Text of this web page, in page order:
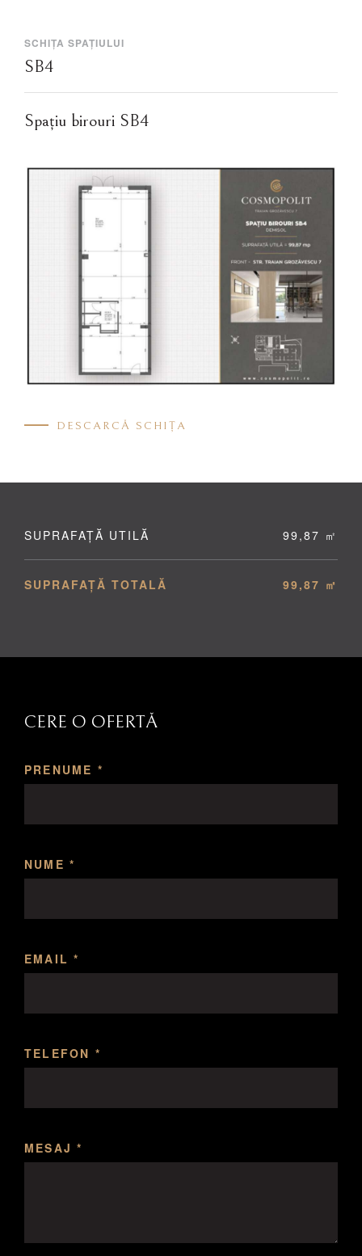
SCHIȚA SPAȚIULUI
SB4
Spațiu birouri SB4
DESCARCĂ SCHIȚA
SUPRAFAȚĂ UTILĂ 99,87 ㎡
SUPRAFAȚĂ TOTALĂ 99,87 ㎡
CERE O OFERTĂ
PRENUME *
NUME *
EMAIL *
TELEFON *
MESAJ *